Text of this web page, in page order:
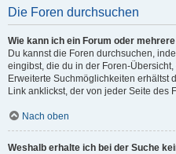
Die Foren durchsuchen
Wie kann ich ein Forum oder
Du kannst die Foren durchsuchen,
eingibst, die du in der Foren-
Erweiterte Suchmöglichkeiten erhältst
Link anklickst, der von jeder Seite des
Nach oben
Weshalb erhalte ich bei der Suche